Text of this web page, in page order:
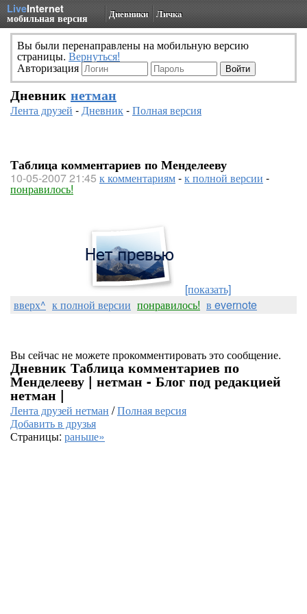
LiveInternet
мобильная версия Дневники Личка
Вы были перенаправлены на мобильную версию
страницы. Вернуться!
Авторизация
Дневник нетман
Лента друзей -Дневник-Полная версия
Таблица комментариев по Менделееву
10-05-2007 21:45 к комментариям-к полной версии -
понравилось!
[показать]
вверх^ к полной версии понравилось! в evernote
Вы сейчас не можете прокомментировать это сообщение.
Дневник Таблица комментариев по
Менделееву | нетман - Блог под редакцией
нетман |
Лента друзей нетман /Полная версия
Добавить в друзья
Страницы: раньше»